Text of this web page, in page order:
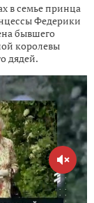
в семье принца
Федерики
бывшего
королевы
дядей.